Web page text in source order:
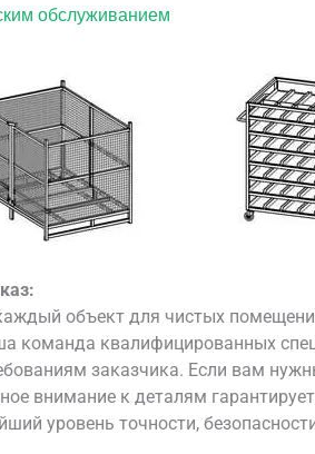
обслуживанием
объект для чистых
команда квалифицированных
заказчика. Если вам
внимание к деталям
уровень точности,